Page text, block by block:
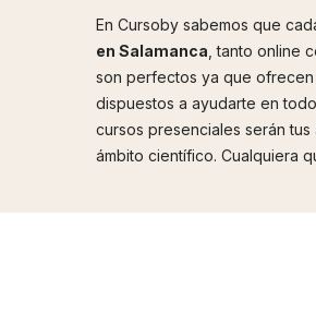
En Cursoby sabemos que
en Salamanca , tanto online
son perfectos ya que ofrecen
dispuestos a ayudarte en
cursos presenciales serán
ámbito científico. Cualquiera